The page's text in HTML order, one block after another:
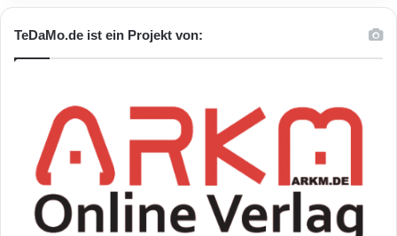
TeDaMo.de ist ein Projekt von: